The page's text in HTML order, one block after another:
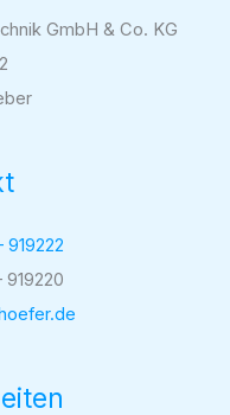
GmbH & Co. KG
919222